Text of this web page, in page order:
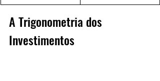
A Trigonometria dos
Investimentos